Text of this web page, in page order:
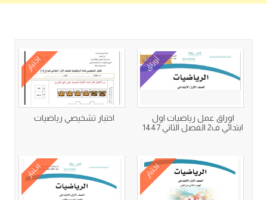
أوراق
اوراق عمل رياضيات اول
ابتدائي ف2 الفصل الثاني 1447
اختبار
اختبار تشخيصي رياضيات
اختبار اختبار